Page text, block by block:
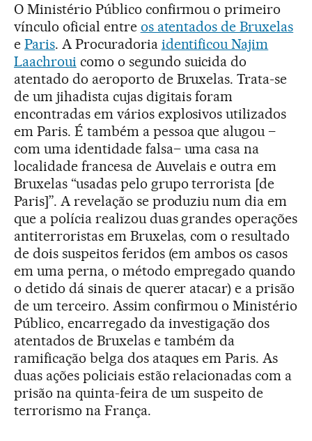
O Ministério Público confirmou o primeiro
vínculo oficial entre os atentados de Bruxelas
e Paris. A Procuradoria identificou Najim
Laachroui como o segundo suicida do
atentado do aeroporto de Bruxelas. Trata-se
de um jihadista cujas digitais foram
encontradas em vários explosivos utilizados
em Paris. É também a pessoa que alugou –
com uma identidade falsa– uma casa na
localidade francesa de Auvelais e outra em
Bruxelas “usadas pelo grupo terrorista [de
Paris]”. A revelação se produziu num dia em
que a polícia realizou duas grandes operações
antiterroristas em Bruxelas, com o resultado
de dois suspeitos feridos (em ambos os casos
em uma perna, o método empregado quando
o detido dá sinais de querer atacar) e a prisão
de um terceiro. Assim confirmou o Ministério
Público, encarregado da investigação dos
atentados de Bruxelas e também da
ramificação belga dos ataques em Paris. As
duas ações policiais estão relacionadas com a
prisão na quinta-feira de um suspeito de
terrorismo na França.